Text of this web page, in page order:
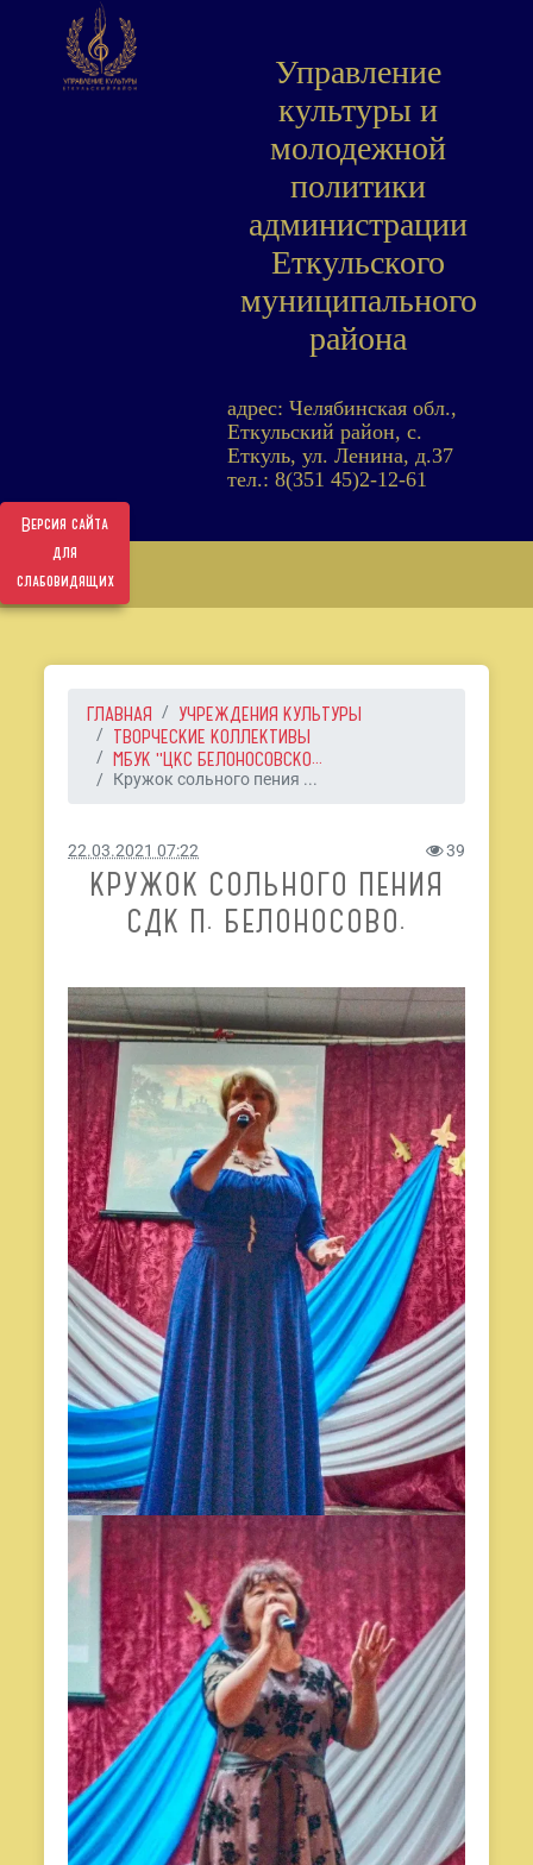
Версия сайта
для
слабовидящих
Управление
культуры и
молодежной
политики
администрации
Еткульского
муниципального
района
адрес: Челябинская обл.,
Еткульский район, с.
Еткуль, ул. Ленина, д.37
тел.: 8(351 45)2-12-61
ГЛАВНАЯ
УЧРЕЖДЕНИЯ КУЛЬТУРЫ
ТВОРЧЕСКИЕ КОЛЛЕКТИВЫ
МБУК "ЦКС БЕЛОНОСОВСКО...
Кружок сольного пения ...
22.03.2021 07:22 39
КРУЖОК СОЛЬНОГО ПЕНИЯ
СДК П. БЕЛОНОСОВО.